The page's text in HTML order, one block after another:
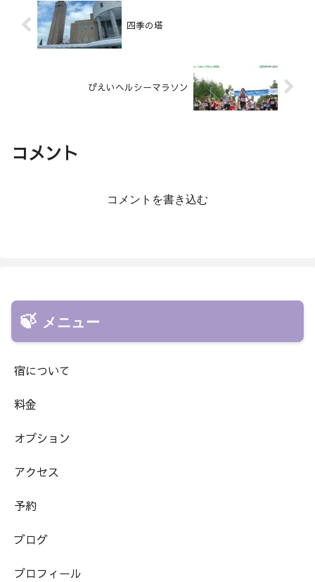
四季の塔
びえいヘルシーマラソン
コメント
コメントを書き込む
メニュー
宿について
料金
オプション
アクセス
予約
ブログ
プロフィール